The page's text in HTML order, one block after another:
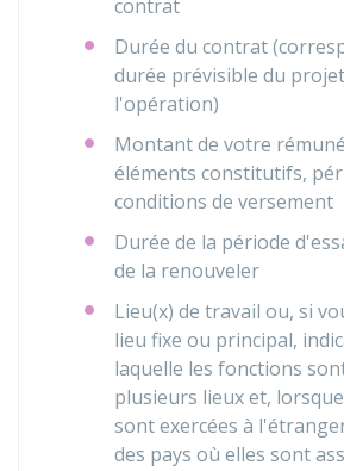
contrat
Durée du contrat
durée prévisible du
l'opération)
Montant de votre
éléments constitutifs,
conditions de versement
Durée de la période
de la renouveler
Lieu(x) de travail ou, si
lieu fixe ou principal,
laquelle les fonctions
plusieurs lieux et,
sont exercées à
des pays où elles sont